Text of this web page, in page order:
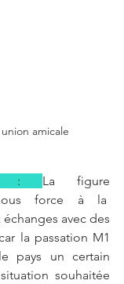
amicale
:
force à la
avec des
la passation M1
pays un certain
souhaitée